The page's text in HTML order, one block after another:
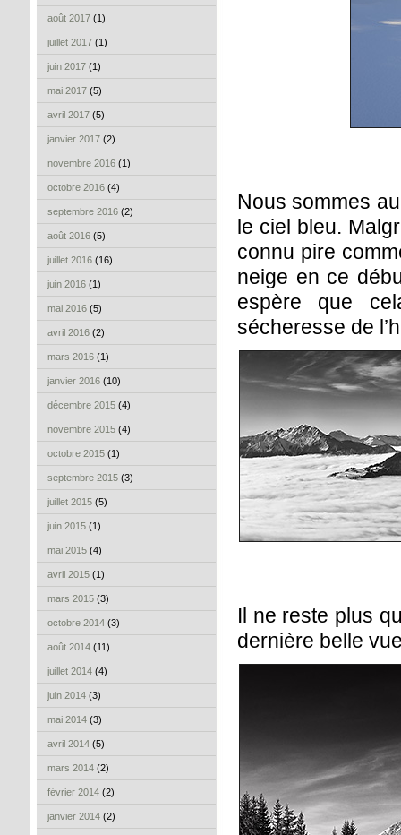
août 2017 (1)
juillet 2017 (1)
juin 2017 (1)
mai 2017 (5)
avril 2017 (5)
janvier 2017 (2)
novembre 2016 (1)
octobre 2016 (4)
septembre 2016 (2)
août 2016 (5)
juillet 2016 (16)
juin 2016 (1)
mai 2016 (5)
avril 2016 (2)
mars 2016 (1)
janvier 2016 (10)
décembre 2015 (4)
novembre 2015 (4)
octobre 2015 (1)
septembre 2015 (3)
juillet 2015 (5)
juin 2015 (1)
mai 2015 (4)
avril 2015 (1)
mars 2015 (3)
octobre 2014 (3)
août 2014 (11)
juillet 2014 (4)
juin 2014 (3)
mai 2014 (3)
avril 2014 (5)
mars 2014 (2)
février 2014 (2)
janvier 2014 (2)
Nous sommes
le ciel bleu.
connu pire
neige en ce
espère que
sécheresse de
Il ne reste plus
dernière belle